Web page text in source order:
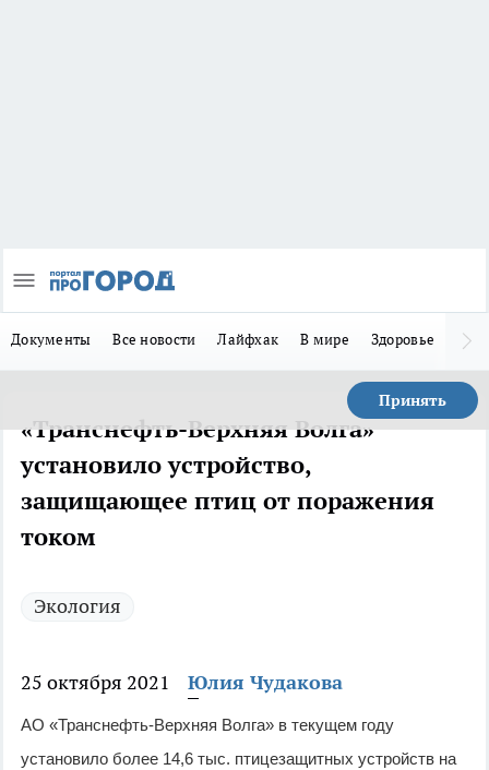
Документы Все новости Лайфхак В мире Здоровье
Принять
«Транснефть-Верхняя Волга»
установило устройство,
защищающее птиц от поражения
током
Экология
25 октября 2021 Юлия Чудакова
АО «Транснефть-Верхняя Волга» в текущем году
установило более 14,6 тыс. птицезащитных устройств на